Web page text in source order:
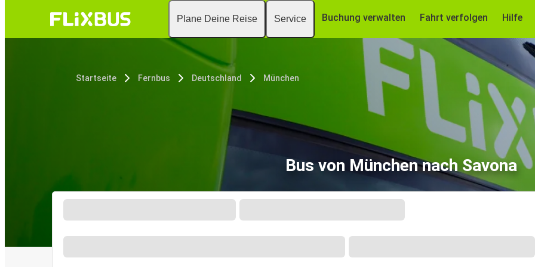
Plane Deine Reise Service Buchung verwalten Fahrt verfolgen Hilfe
Startseite Fernbus Deutschland München
Bus von München nach Savona